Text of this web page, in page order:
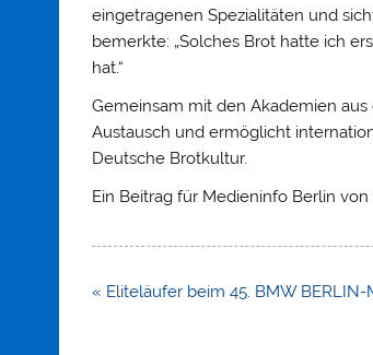
eingetragenen Spezialitäten und
bemerkte: „Solches Brot hatte ich
hat.“
Gemeinsam mit den Akademien
Austausch und ermöglicht
Deutsche Brotkultur.
Ein Beitrag für Medieninfo Berlin
Beitragsnavigation
« Eliteläufer beim 45. BMW BERLIN-